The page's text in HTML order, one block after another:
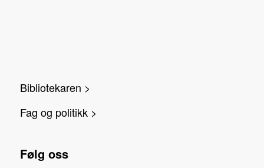
Bibliotekaren >
Fag og politikk >
Følg oss